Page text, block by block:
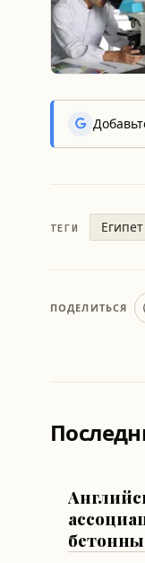
ТЕГИ Египет
ПОДЕЛИТЬСЯ